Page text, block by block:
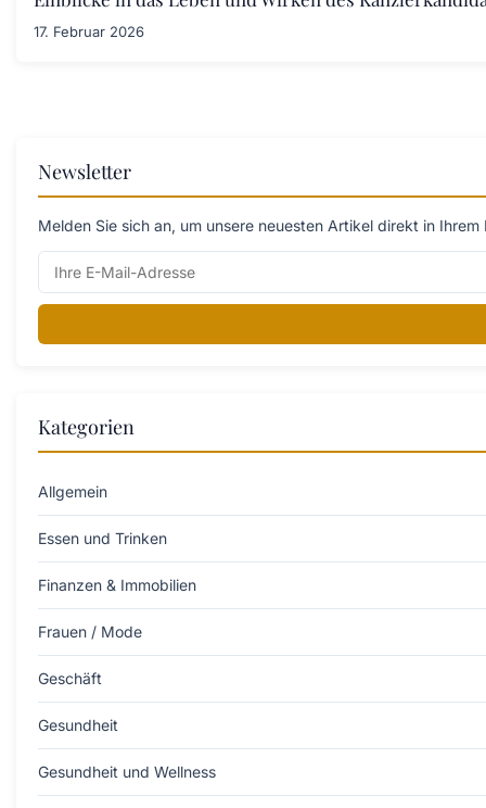
17. Februar 2026
Newsletter
Melden Sie sich an, um unsere neuesten Artikel direkt in
Kategorien
Allgemein
Essen und Trinken
Finanzen & Immobilien
Frauen / Mode
Geschäft
Gesundheit
Gesundheit und Wellness